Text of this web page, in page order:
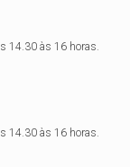
14.30 às 16 horas.
14.30 às 16 horas.